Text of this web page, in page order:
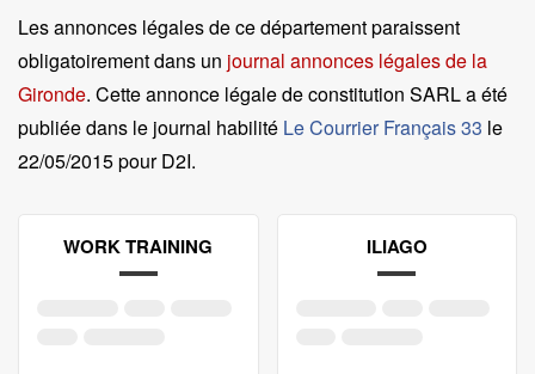
Les annonces légales de ce département paraissent
obligatoirement dans un journal annonces légales de la
Gironde. Cette annonce légale de constitution SARL a été
publiée dans le journal habilité Le Courrier Français 33 le
22/05/2015 pour D2I.
WORK TRAINING ILIAGO